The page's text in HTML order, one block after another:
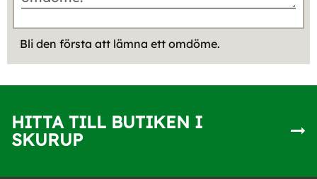
Bli den första att lämna ett omdöme.
HITTA TILL BUTIKEN I
SKURUP